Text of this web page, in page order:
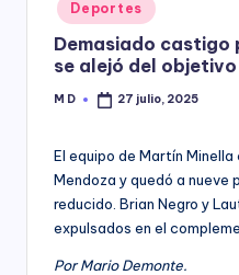
y
in
Deportes
Demasiado castigo
se alejó del objetivo
Posted
M D 27 julio, 2025
El equipo de Martín
Mendoza y quedó a nueve
reducido. Brian Negro y
expulsados en el
Por Mario Demonte.